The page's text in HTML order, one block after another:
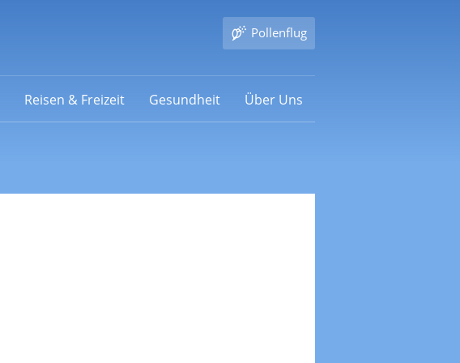
Pollenflug
Reisen & Freizeit Gesundheit Über Uns